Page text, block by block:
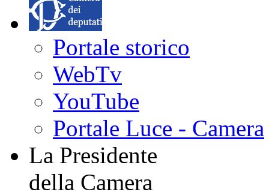
Portale storico
WebTv
YouTube
Portale Luce - Camera
La Presidente
della Camera